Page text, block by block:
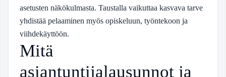
asetusten näkökulmasta. Taustalla vaikuttaa kasvava tarve
yhdistää pelaaminen myös opiskeluun, työntekoon ja
viihdekäyttöön.
Mitä
asiantuntijalausunnot ja